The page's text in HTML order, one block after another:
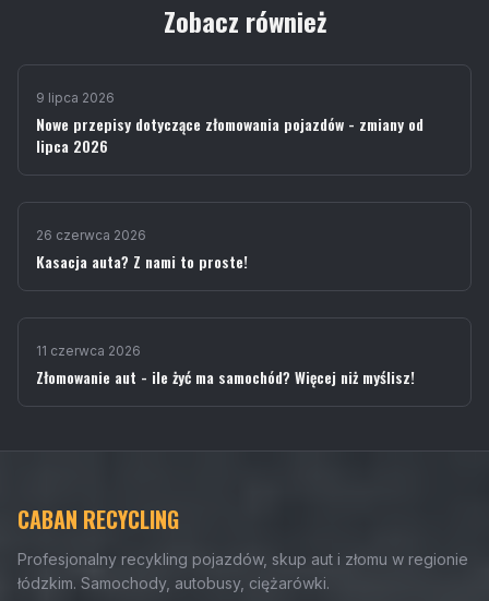
Zobacz również
9 lipca 2026
Nowe przepisy dotyczące złomowania pojazdów - zmiany od
lipca 2026
26 czerwca 2026
Kasacja auta? Z nami to proste!
11 czerwca 2026
Złomowanie aut - ile żyć ma samochód? Więcej niż myślisz!
CABAN RECYCLING
Profesjonalny recykling pojazdów, skup aut i złomu w regionie
łódzkim. Samochody, autobusy, ciężarówki.